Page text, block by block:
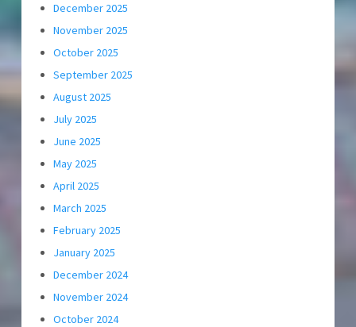
December 2025
November 2025
October 2025
September 2025
August 2025
July 2025
June 2025
May 2025
April 2025
March 2025
February 2025
January 2025
December 2024
November 2024
October 2024